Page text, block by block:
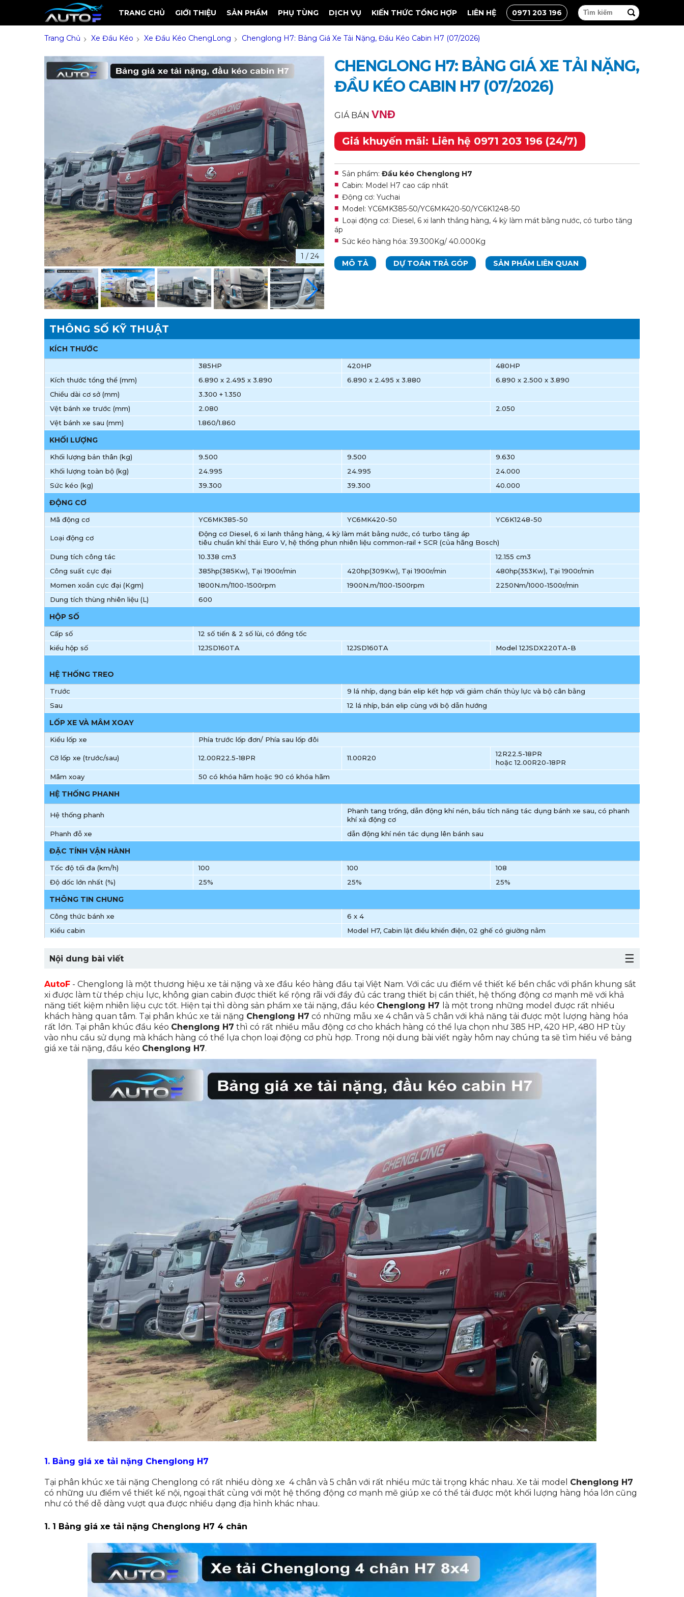
TRANG CHỦ GIỚI THIỆU SẢN PHẨM PHỤ TÙNG DỊCH VỤ KIẾN THỨC TỔNG HỢP LIÊN HỆ 0971 203 196
Trang Chủ › Xe Đầu Kéo › Xe Đầu Kéo ChengLong › Chenglong H7: Bảng Giá Xe Tải Nặng, Đầu Kéo Cabin H7 (07/2026)
1 / 24
CHENGLONG H7: BẢNG GIÁ XE TẢI NẶNG,
ĐẦU KÉO CABIN H7 (07/2026)
GIÁ BÁN VNĐ
Giá khuyến mãi: Liên hệ 0971 203 196 (24/7)
Sản phẩm: Đầu kéo Chenglong H7
Cabin: Model H7 cao cấp nhất
Động cơ: Yuchai
Model: YC6MK385-50/YC6MK420-50/YC6K1248-50
Loại động cơ: Diesel, 6 xi lanh thẳng hàng, 4 kỳ làm mát bằng nước, có turbo tăng
áp
Sức kéo hàng hóa: 39.300Kg/ 40.000Kg
MÔ TẢ DỰ TOÁN TRẢ GÓP SẢN PHẨM LIÊN QUAN
THÔNG SỐ KỸ THUẬT
KÍCH THƯỚC
385HP 420HP
480HP
Kích thước tổng thể (mm)
6.890 x 2.495 x 3.890 6.890 x 2.495 x 3.880
6.890 x 2.500 x 3.890
Chiều dài cơ sở (mm)
3.300 + 1.350
Vệt bánh xe trước (mm)
2.080
2.050
Vệt bánh xe sau (mm)
1.860/1.860
KHỐI LƯỢNG
Khối lượng bản thân (kg) 9.500 9.500
9.630
Khối lượng toàn bộ (kg)
24.995 24.995
24.000
Sức kéo (kg)
39.300 39.300 40.000
ĐỘNG CƠ
Mã động cơ YC6MK385-50 YC6MK420-50 YC6K1248-50
Loại động cơ
Động cơ Diesel, 6 xi lanh thẳng hàng, 4 kỳ làm mát bằng nước, có turbo tăng áp
tiêu chuẩn khí thải Euro V, hệ thống phun nhiên liệu common-rail + SCR (của hãng Bosch)
Dung tích công tác
10.338 cm3
12.155 cm3
Công suất cực đại
385hp(385Kw), Tại 1900r/min 420hp(309Kw), Tại 1900r/min
480hp(353Kw), Tại 1900r/min
Momen xoắn cực đại (Kgm)
1800N.m/1100-1500rpm 1900N.m/1100-1500rpm
2250Nm/1000-1500r/min
Dung tích thùng nhiên liệu (L)
600
HỘP SỐ
Cấp số
12 số tiến & 2 số lùi, có đồng tốc
kiểu hộp số
12JSD160TA 12JSD160TA Model 12JSDX220TA-B
HỆ THỐNG TREO
Trước
9 lá nhíp, dạng bán elip kết hợp với giảm chấn thủy lực và bộ cân bằng
Sau
12 lá nhíp, bán elip cùng với bộ dẫn hướng
LỐP XE VÀ MÂM XOAY
Kiểu lốp xe Phía trước lốp đơn/ Phía sau lốp đôi
Cỡ lốp xe (trước/sau) 12.00R22.5-18PR 11.00R20
12R22.5-18PR
hoặc 12.00R20-18PR
Mâm xoay
50 có khóa hãm hoặc 90 có khóa hãm
HỆ THỐNG PHANH
Hệ thống phanh
Phanh tang trống, dẫn động khí nén, bầu tích năng tác dụng bánh xe sau, có phanh
khí xả động cơ
Phanh đỗ xe
dẫn động khí nén tác dụng lên bánh sau
ĐẶC TÍNH VẬN HÀNH
Tốc độ tối đa (km/h) 100 100
108
Độ dốc lớn nhất (%)
25% 25% 25%
THÔNG TIN CHUNG
Công thức bánh xe
6 x 4
Kiểu cabin
Model H7, Cabin lật điều khiển điện, 02 ghế có giường nằm
Nội dung bài viết
1. 1 Bảng giá xe tải nặng Chenglong H7 4 chân
1. 2 Bảng giá xe tải nặng Chenglong H7 5 chân
2. Bảng giá đầu kéo Chenglong H7
2.1 Giá bán các dòng đầu kéo Chenglong H7 mới nhất
2.2 Thông số kỹ thuật xe đầu kéo Chenglong H7 các phiên bản động cơ
AutoF - Chenglong là một thương hiệu xe tải nặng và xe đầu kéo hàng đầu tại Việt Nam. Với các ưu điểm về thiết kế bền chắc với phần khung sắt
xi được làm từ thép chịu lực, không gian cabin được thiết kế rộng rãi với đầy đủ các trang thiết bị cần thiết, hệ thống động cơ mạnh mẽ với khả
năng tiết kiệm nhiên liệu cực tốt. Hiện tại thì dòng sản phẩm xe tải nặng, đầu kéo Chenglong H7 là một trong những model được rất nhiều
khách hàng quan tâm. Tại phân khúc xe tải nặng Chenglong H7 có những mẫu xe 4 chân và 5 chân với khả năng tải được một lượng hàng hóa
rất lớn. Tại phân khúc đầu kéo Chenglong H7 thì có rất nhiều mẫu động cơ cho khách hàng có thể lựa chọn như 385 HP, 420 HP, 480 HP tùy
vào nhu cầu sử dụng mà khách hàng có thể lựa chọn loại động cơ phù hợp. Trong nội dung bài viết ngày hôm nay chúng ta sẽ tìm hiểu về bảng
giá xe tải nặng, đầu kéo Chenglong H7.
1. Bảng giá xe tải nặng Chenglong H7
Tại phân khúc xe tải nặng Chenglong có rất nhiều dòng xe 4 chân và 5 chân với rất nhiều mức tải trọng khác nhau. Xe tải model Chenglong H7
có những ưu điểm về thiết kế nội, ngoại thất cùng với một hệ thống động cơ mạnh mẽ giúp xe có thể tải được một khối lượng hàng hóa lớn cũng
như có thể dễ dàng vượt qua được nhiều dạng địa hình khác nhau.
1. 1 Bảng giá xe tải nặng Chenglong H7 4 chân